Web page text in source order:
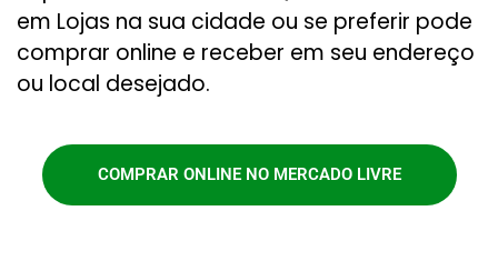
em Lojas na sua cidade ou se preferir pode
comprar online e receber em seu endereço
ou local desejado.
COMPRAR ONLINE NO MERCADO LIVRE